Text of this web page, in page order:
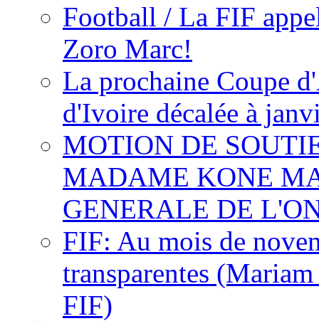
Football / La FIF
Zoro Marc!
La prochaine Coupe
d'Ivoire décalée à
MOTION DE
MADAME KONE
GENERALE DE
FIF: Au mois de
transparentes
FIF)